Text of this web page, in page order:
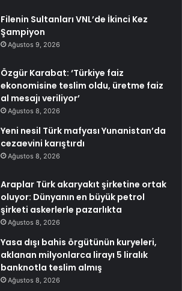
Filenin Sultanları VNL’de İkinci Kez
Şampiyon
Ağustos 9, 2026
Özgür Karabat: ‘Türkiye faiz
ekonomisine teslim oldu, üretme faiz
al mesajı veriliyor’
Ağustos 8, 2026
Yeni nesil Türk mafyası Yunanistan’da
cezaevini karıştırdı
Ağustos 8, 2026
Araplar Türk akaryakıt şirketine ortak
oluyor: Dünyanın en büyük petrol
şirketi askerlerle pazarlıkta
Ağustos 8, 2026
Yasa dışı bahis örgütünün kuryeleri,
aklanan milyonlarca lirayı 5 liralık
banknotla teslim almış
Ağustos 8, 2026